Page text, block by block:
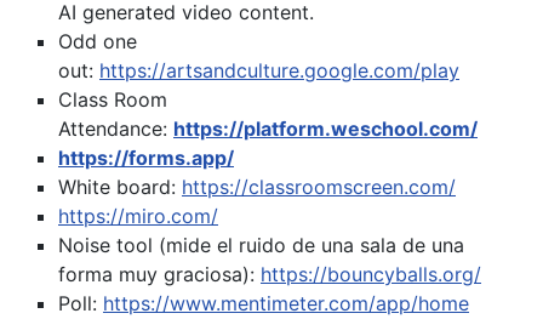
AI generated video content.
Odd one
out: https://artsandculture.google.com/play
Class Room
Attendance: https://platform.weschool.com/
https://forms.app/
White board: https://classroomscreen.com/
https://miro.com/
Noise tool (mide el ruido de una sala de una
forma muy graciosa): https://bouncyballs.org/
Poll: https://www.mentimeter.com/app/home